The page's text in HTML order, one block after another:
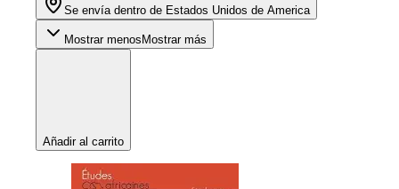
Se envía dentro de Estados Unidos de America
Mostrar menos Mostrar más
Añadir al carrito